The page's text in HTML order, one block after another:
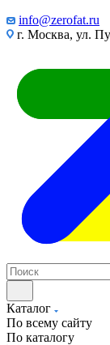
info@zerofat.ru
г. Москва, ул.
Каталог
По всему сайту
По каталогу